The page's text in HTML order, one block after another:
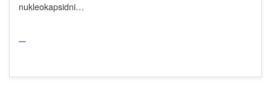
nukleokapsidni…